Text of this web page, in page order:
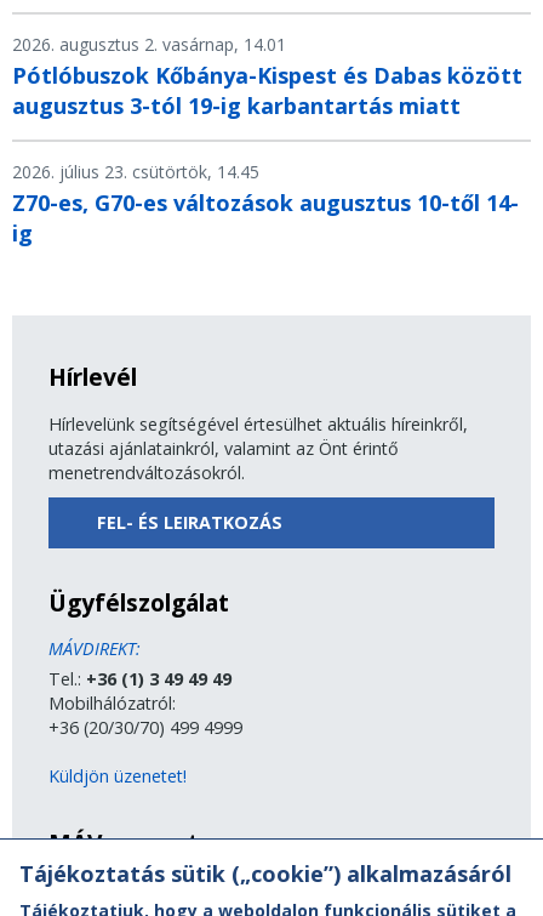
2026. augusztus 2. vasárnap, 14.01
Pótlóbuszok Kőbánya-Kispest és Dabas között
augusztus 3-tól 19-ig karbantartás miatt
2026. július 23. csütörtök, 14.45
Z70-es, G70-es változások augusztus 10-től 14-
ig
Hírlevél
Hírlevelünk segítségével értesülhet aktuális híreinkről,
utazási ajánlatainkról, valamint az Önt érintő
menetrendváltozásokról.
FEL- ÉS LEIRATKOZÁS
Ügyfélszolgálat
MÁVDIREKT:
Tel.: +36 (1) 3 49 49 49
Mobilhálózatról:
+36 (20/30/70) 499 4999
Küldjön üzenetet!
MÁV-csoport
A MÁV-csoport tagjai
Tájékoztatás sütik („cookie”) alkalmazásáról
Tájékoztatjuk, hogy a weboldalon funkcionális sütiket a